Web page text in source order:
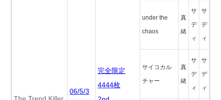
The Trend Killer
06/5/3
完全限定
4444枚
under the
chaos
真
緒
サ
デ
ィ
サ
デ
ィ
サイコカル
チャー
真
緒
サ
デ
ィ
サ
デ
ィ